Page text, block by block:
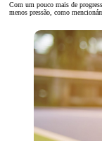
Com um pouco mais de
menos pressão, como